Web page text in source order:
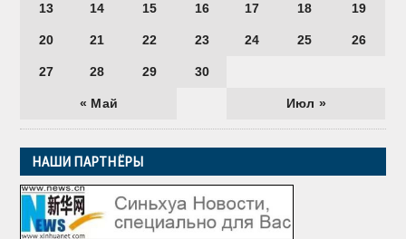
« Май Июл »
13 14 15 16 17 18 19
20 21 22 23 24 25 26
27 28 29 30
НАШИ ПАРТНЁРЫ